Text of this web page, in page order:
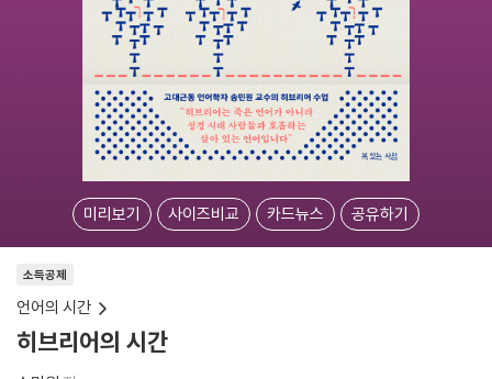
미리보기 사이즈비교 카드뉴스 공유하기
소득공제
언어의 시간
히브리어의 시간